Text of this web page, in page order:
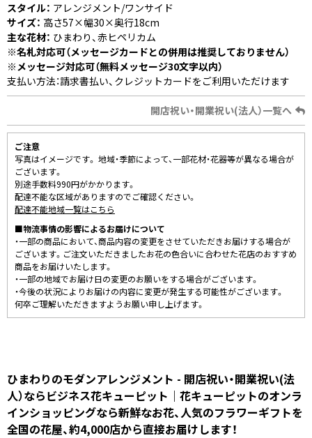
スタイル： アレンジメント/ワンサイド
サイズ： 高さ57×幅30×奥行18cm
主な花材： ひまわり、赤ヒペリカム
※名札対応可（メッセージカードとの併用は推奨しておりません）
※メッセージ対応可（無料メッセージ30文字以内）
支払い方法：請求書払い、クレジットカードをご利用いただけます
開店祝い・開業祝い(法人）一覧へ
ご注意
写真はイメージです。 地域・季節によって、一部花材・花器等が異なる場合が
ございます。
別途手数料990円がかかります。
配達不能な区域がありますのでご確認ください。
配達不能地域一覧はこちら
■物流事情の影響によるお届けについて
・一部の商品において、商品内容の変更をさせていただきお届けする場合が
ございます。ご注文いただきましたお花の色合いに合わせた花店のおすすめ
商品をお届けいたします。
・一部の地域でお届け日の変更のお願いをする場合がございます。
・今後の状況によりお届けの内容に変更が発生する可能性がございます。
何卒ご理解いただきますようお願い申し上げます。
ひまわりのモダンアレンジメント - 開店祝い・開業祝い(法
人）ならビジネス花キューピット｜花キューピットのオンラ
インショッピングなら新鮮なお花、人気のフラワーギフトを
全国の花屋、約4,000店から直接お届けします！